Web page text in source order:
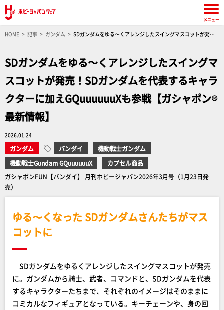
HOME 記事 ガンダム
SDガンダムをゆる～くアレンジしたスイングマスコットが発
SDガンダムをゆる～くアレンジしたスイングマ
スコットが発売！SDガンダムを代表するキャラ
クターに加えGQuuuuuuXも参戦【ガシャポン®
最新情報】
2026.01.24
ガンダム バンダイ
機動戦士ガンダム
機動戦士Gundam GQuuuuuuX
カプセル商品
ガシャポンFUN【バンダイ】 月刊ホビージャパン2026年3月号（1月23日発
売）
ゆる〜くなった SDガンダムさんたちがマス
コットに
SDガンダムをゆるくアレンジしたスイングマスコットが発売
に。ガンダムから騎士、武者、コマンドと、SDガンダムを代表
するキャラクターたちまで、それぞれのイメージはそのままに
コミカルなフィギュアとなっている。キーチェーンや、身の回
メニュー